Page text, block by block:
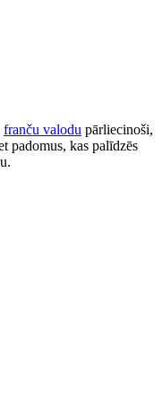
franču valodu pārliecinoši,
padomus, kas palīdzēs